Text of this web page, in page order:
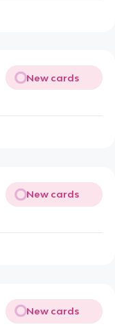
New cards
New cards
New cards